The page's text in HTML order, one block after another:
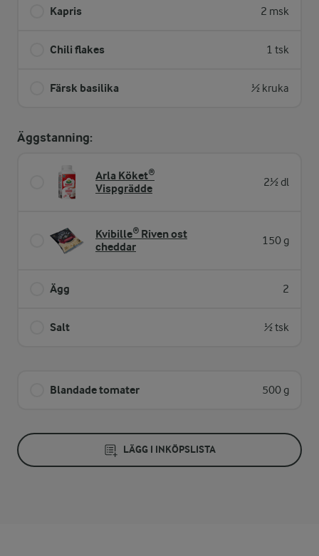
Kapris 2 msk
Chili flakes 1 tsk
Färsk basilika ½ kruka
Äggstanning:
Arla Köket®
Vispgrädde
2½ dl
Kvibille® Riven ost
cheddar
150 g
Ägg 2
Salt ½ tsk
Blandade tomater 500 g
LÄGG I INKÖPSLISTA